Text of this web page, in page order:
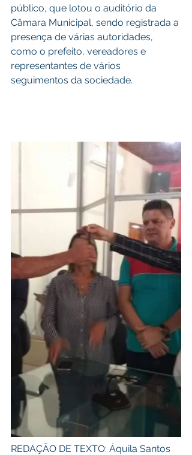
público, que lotou o auditório da
Câmara Municipal, sendo registrada a
presença de várias autoridades,
como o prefeito, vereadores e
representantes de vários
seguimentos da sociedade.
REDAÇÃO DE TEXTO: Áquila Santos